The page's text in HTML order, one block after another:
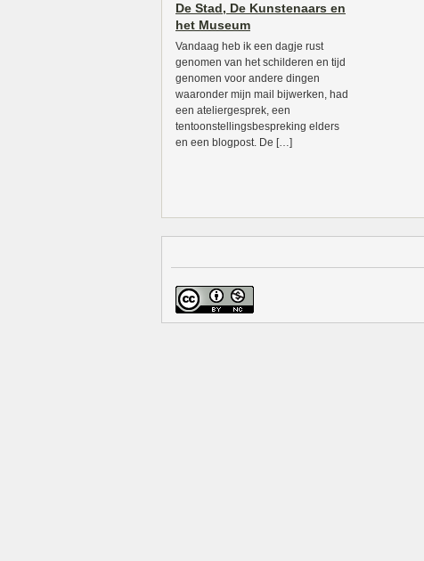
De Stad, De Kunstenaars en
het Museum
Vandaag heb ik een dagje rust
genomen van het schilderen en tijd
genomen voor andere dingen
waaronder mijn mail bijwerken, had
een ateliergesprek, een
tentoonstellingsbespreking elders
en een blogpost. De […]